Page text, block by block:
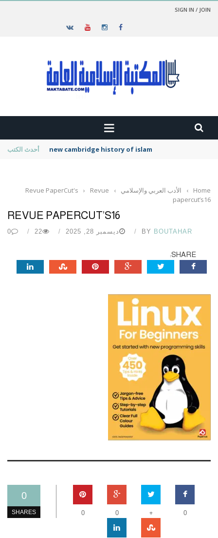
SIGN IN / JOIN
أحدث الكتب new cambridge history of islam
Home
› الأدب العربي والإسلامي ›
Revue PaperCut's ›
Revue
papercut’s16
REVUE PAPERCUT’S16
BY BOUTAHAR ديسمبر 28, 2025 22
0
SHARE:
0
SHARES 0
+
0
0